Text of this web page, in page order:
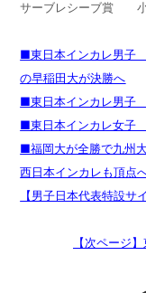
サーブレシーブ賞 小
■東日本インカレ男子
の早稲田大が決勝へ
■東日本インカレ男子
■東日本インカレ女子
■福岡大が全勝で九州
西日本インカレも頂点
【男子日本代表特設サ
【次ページ